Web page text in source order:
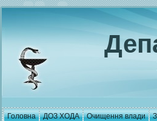
Головна ДОЗ ХОДА Очищення влади